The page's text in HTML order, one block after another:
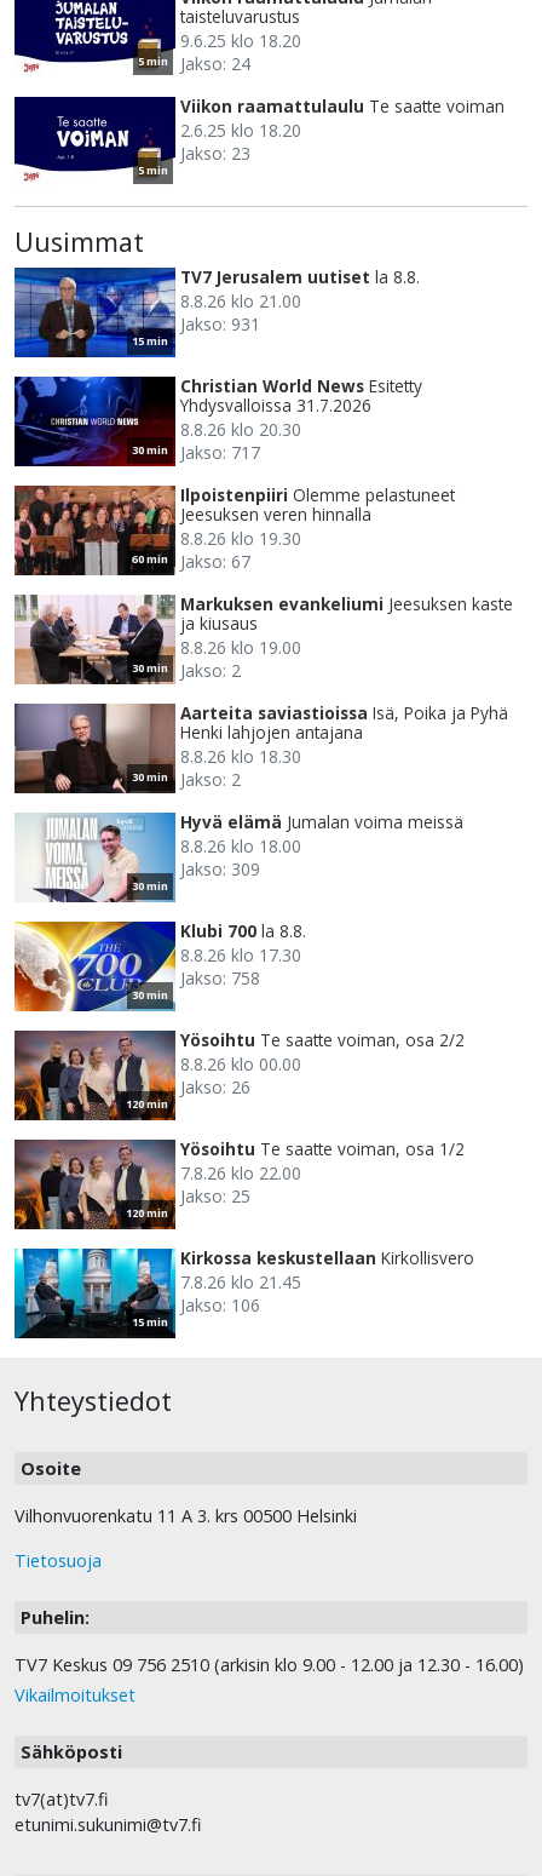
5 min
taisteluvarustus
9.6.25 klo 18.20
Jakso: 24
5 min
Viikon raamattulaulu Te saatte voiman
2.6.25 klo 18.20
Jakso: 23
Uusimmat
15 min
TV7 Jerusalem uutiset la 8.8.
8.8.26 klo 21.00
Jakso: 931
30 min
Christian World News Esitetty
Yhdysvalloissa 31.7.2026
8.8.26 klo 20.30
Jakso: 717
60 min
Ilpoistenpiiri Olemme pelastuneet
Jeesuksen veren hinnalla
8.8.26 klo 19.30
Jakso: 67
30 min
Markuksen evankeliumi Jeesuksen kaste
ja kiusaus
8.8.26 klo 19.00
Jakso: 2
30 min
Aarteita saviastioissa Isä, Poika ja Pyhä
Henki lahjojen antajana
8.8.26 klo 18.30
Jakso: 2
30 min
Hyvä elämä Jumalan voima meissä
8.8.26 klo 18.00
Jakso: 309
30 min
Klubi 700 la 8.8.
8.8.26 klo 17.30
Jakso: 758
120 min
Yösoihtu Te saatte voiman, osa 2/2
8.8.26 klo 00.00
Jakso: 26
120 min
Yösoihtu Te saatte voiman, osa 1/2
7.8.26 klo 22.00
Jakso: 25
15 min
Kirkossa keskustellaan Kirkollisvero
7.8.26 klo 21.45
Jakso: 106
Yhteystiedot
Osoite
Vilhonvuorenkatu 11 A 3. krs 00500 Helsinki
Tietosuoja
Puhelin:
TV7 Keskus 09 756 2510 (arkisin klo 9.00 - 12.00 ja 12.30 - 16.00)
Vikailmoitukset
Sähköposti
tv7(at)tv7.fi
etunimi.sukunimi@tv7.fi